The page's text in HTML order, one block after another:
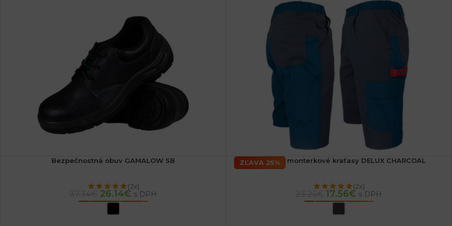
Bezpečnostná obuv GAMALOW SB
(2x)
26.14€ s DPH
VÝBER MOŽNOSTÍ
Pracovné monterkové kraťasy DELUX CHARCOAL
(2x)
17.56€ s DPH
VÝBER MOŽNOSTÍ
ZĽAVA 25%